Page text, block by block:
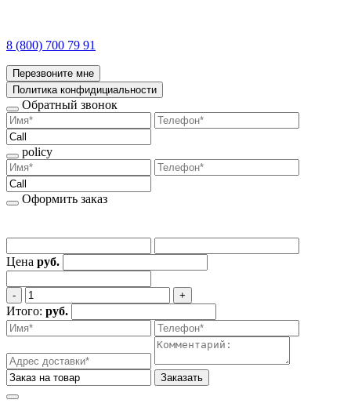
8 (800) 700 79 91
Перезвоните мне
Политика конфидициальности
Обратный звонок
policy
Оформить заказ
Цена руб.
‐ +
Итого: руб.
Заказать